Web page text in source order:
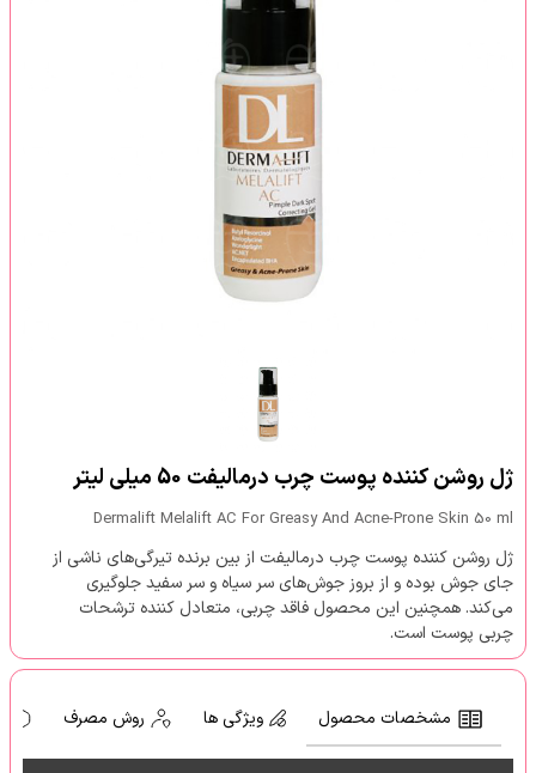
ژل روشن کننده پوست چرب درمالیفت 50 میلی لیتر
Dermalift Melalift AC For Greasy And Acne-Prone Skin 50 ml
ژل روشن کننده پوست چرب درمالیفت از بین برنده تیرگی‌های ناشی از
جای جوش بوده و از بروز جوش‌های سر سیاه و سر سفید جلوگیری
می‌کند. همچنین این محصول فاقد چربی، متعادل کننده ترشحات
چربی پوست است.
مشخصات محصول ویژگی ها روش مصرف